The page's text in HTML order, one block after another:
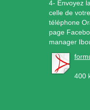
4- Envoyez
celle de
téléphone
page
manager
400